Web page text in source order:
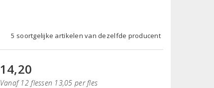
5 soortgelijke artikelen van dezelfde producent
14,20
Vanaf 12 flessen 13,05 per fles